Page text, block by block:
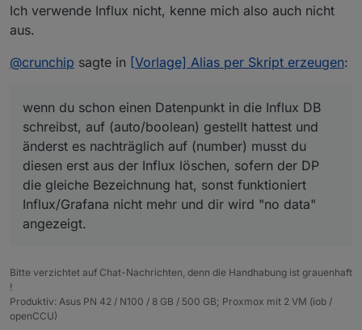
hat das schon als PR auf Github gepostet.
Der PR hat nichts mit Influx zu tun, sondern
betrifft iobroker.linux-control.
entsprechend angepasst und es funktioniert auch,
Ich kann nicht mehr erkennen wo nun das Problem
liegt.
Das macht nicht das Skript, sondern muss eine
die Influx schreiben kann ?
mag sein dass sie irgendwo steht und auf meine
Dummheit zurückzuführen ist, dass ich Sie nicht
erkannt habe.
Nicht falsch verstehen aber so kommt es für mich als
Laie halt rüber.
Ich verwende Influx nicht, kenne mich also auch nicht
aus.
@crunchip sagte in [Vorlage] Alias per Skript erzeugen:
wenn du schon einen Datenpunkt in die Influx DB
schreibst, auf (auto/boolean) gestellt hattest und
änderst es nachträglich auf (number) musst du
diesen erst aus der Influx löschen, sofern der DP
die gleiche Bezeichnung hat, sonst funktioniert
Influx/Grafana nicht mehr und dir wird "no data"
angezeigt.
Bitte verzichtet auf Chat-Nachrichten, denn die Handhabung ist grauenhaft
!
Produktiv: Asus PN 42 / N100 / 8 GB / 500 GB; Proxmox mit 2 VM (iob /
openCCU)